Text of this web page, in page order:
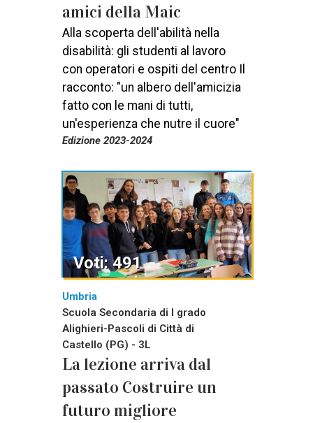
amici della Maic
Alla scoperta dell'abilità nella
disabilità: gli studenti al lavoro
con operatori e ospiti del centro Il
racconto: "un albero dell'amicizia
fatto con le mani di tutti,
un'esperienza che nutre il cuore"
Edizione 2023-2024
Umbria
Scuola Secondaria di I grado
Alighieri-Pascoli di Città di
Castello (PG) - 3L
La lezione arriva dal
passato Costruire un
futuro migliore
Voti: 491